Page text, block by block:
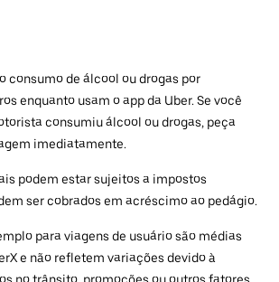
consumo de álcool ou drogas por
enquanto usam o app da Uber. Se você
consumiu álcool ou drogas, peça
imediatamente.
podem estar sujeitos a impostos
ser cobrados em acréscimo ao pedágio.
para viagens de usuário são médias
e não refletem variações devido à